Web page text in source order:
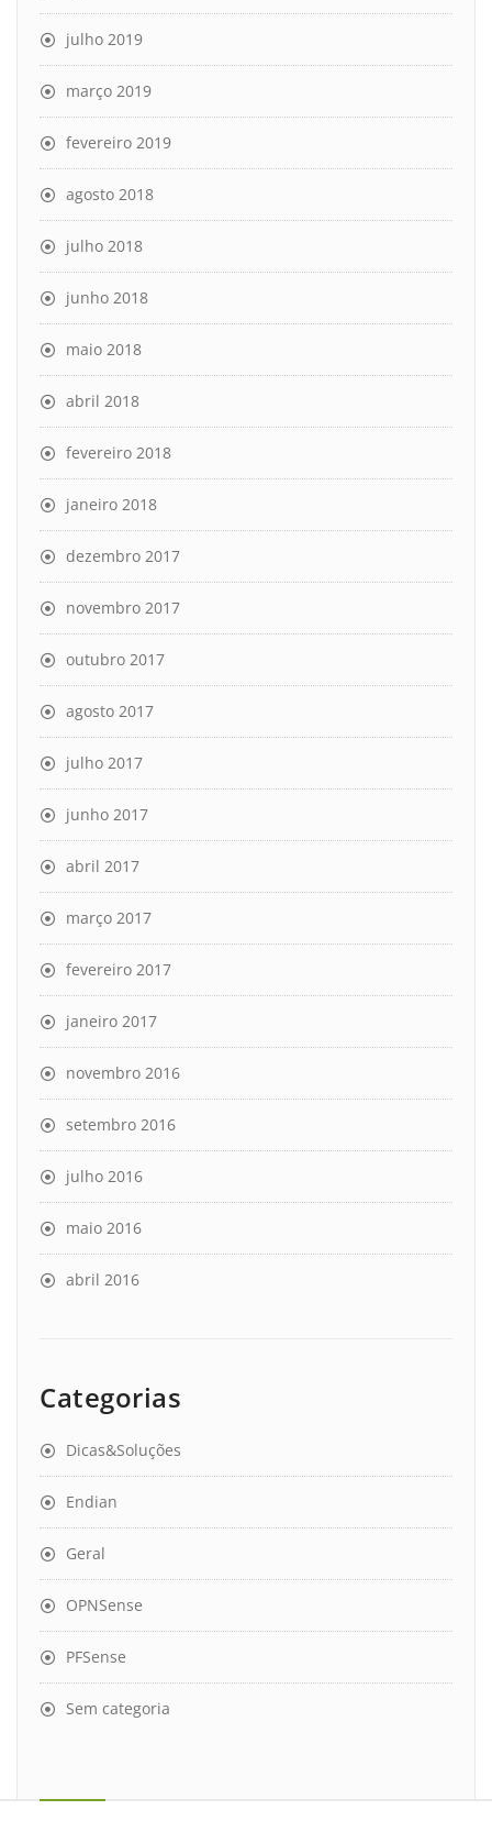
julho 2019
março 2019
fevereiro 2019
agosto 2018
julho 2018
junho 2018
maio 2018
abril 2018
fevereiro 2018
janeiro 2018
dezembro 2017
novembro 2017
outubro 2017
agosto 2017
julho 2017
junho 2017
abril 2017
março 2017
fevereiro 2017
janeiro 2017
novembro 2016
setembro 2016
julho 2016
maio 2016
abril 2016
Categorias
Dicas&Soluções
Endian
Geral
OPNSense
PFSense
Sem categoria